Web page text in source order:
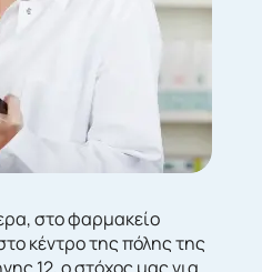
στο φαρμακείο
κέντρο της πόλης της